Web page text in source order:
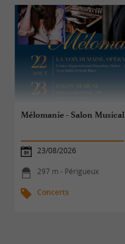
Mélomanie - Salon Musical
23/08/2026
297 m - Périgueux
Concerts